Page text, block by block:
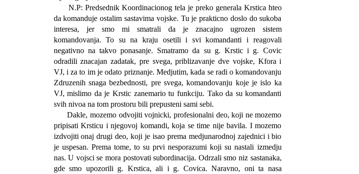
N.P: Predsednik Koordinacionog tela je preko generala Krstica hteo
da komanduje ostalim sastavima vojske. Tu je prakticno doslo do sukoba
interesa, jer smo mi smatrali da je znacajno ugrozen sistem
komandovanja. To su na kraju osetili i svi komandanti i reagovali
negativno na takvo ponasanje. Smatramo da su g. Krstic i g. Covic
odradili znacajan zadatak, pre svega, priblizavanje dve vojske, Kfora i
VJ, i za to im je odato priznanje. Medjutim, kada se radi o komandovanju
Zdruzenih snaga bezbednosti, pre svega, komandovanju koje je islo ka
VJ, mislimo da je Krstic zanemario tu funkciju. Tako da su komandanti
svih nivoa na tom prostoru bili prepusteni sami sebi.
Dakle, mozemo odvojiti vojnicki, profesionalni deo, koji ne mozemo
pripisati Krsticu i njegovoj komandi, koja se time nije bavila. I mozemo
izdvojiti onaj drugi deo, koji je isao prema medjunarodnoj zajednici i bio
je uspesan. Prema tome, to su prvi nesporazumi koji su nastali izmedju
nas. U vojsci se mora postovati subordinacija. Odrzali smo niz sastanaka,
gde smo upozorili g. Krstica, ali i g. Covica. Naravno, oni ta nasa